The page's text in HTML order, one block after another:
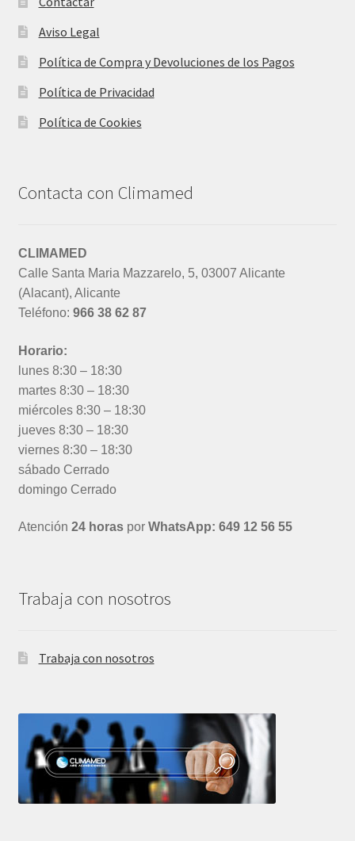
Aviso Legal
Política de Compra y Devoluciones de los Pagos
Política de Privacidad
Política de Cookies
Contacta con Climamed
CLIMAMED
Calle Santa Maria Mazzarelo, 5, 03007 Alicante
(Alacant), Alicante
Teléfono: 966 38 62 87
Horario:
lunes 8:30 – 18:30
martes 8:30 – 18:30
miércoles 8:30 – 18:30
jueves 8:30 – 18:30
viernes 8:30 – 18:30
sábado Cerrado
domingo Cerrado
Atención 24 horaspor WhatsApp: 649 12 56 55
Trabaja con nosotros
Trabaja con nosotros